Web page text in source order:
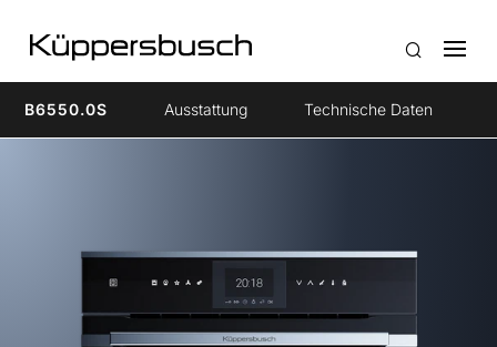
B6550.0S Ausstattung Technische Daten